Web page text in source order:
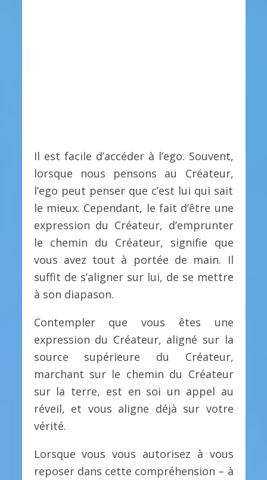
Il est facile d’accéder à l’ego. Souvent,
lorsque nous pensons au Créateur,
l’ego peut penser que c’est lui qui sait
le mieux. Cependant, le fait d’être une
expression du Créateur, d’emprunter
le chemin du Créateur, signifie que
vous avez tout à portée de main. Il
suffit de s’aligner sur lui, de se mettre
à son diapason.
Contempler que vous êtes une
expression du Créateur, aligné sur la
source supérieure du Créateur,
marchant sur le chemin du Créateur
sur la terre, est en soi un appel au
réveil, et vous aligne déjà sur votre
vérité.
Lorsque vous vous autorisez à vous
reposer dans cette compréhension – à